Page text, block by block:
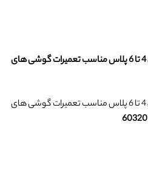
کابل سرویس و پاور مستقیم ایفون 4 تا 6 پلاس مناسب تعمیرات گوشی های
کابل سرویس و پاور مستقیم ایفون 4 تا 6 پلاس مناسب تعمیرات گوشی های
60320